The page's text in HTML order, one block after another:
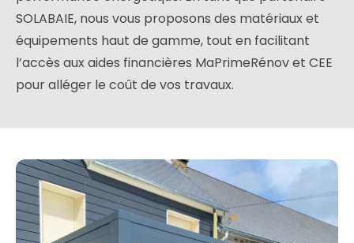
SOLABAIE, nous vous proposons des matériaux et
équipements haut de gamme, tout en facilitant
l’accès aux aides financières MaPrimeRénov et CEE
pour alléger le coût de vos travaux.